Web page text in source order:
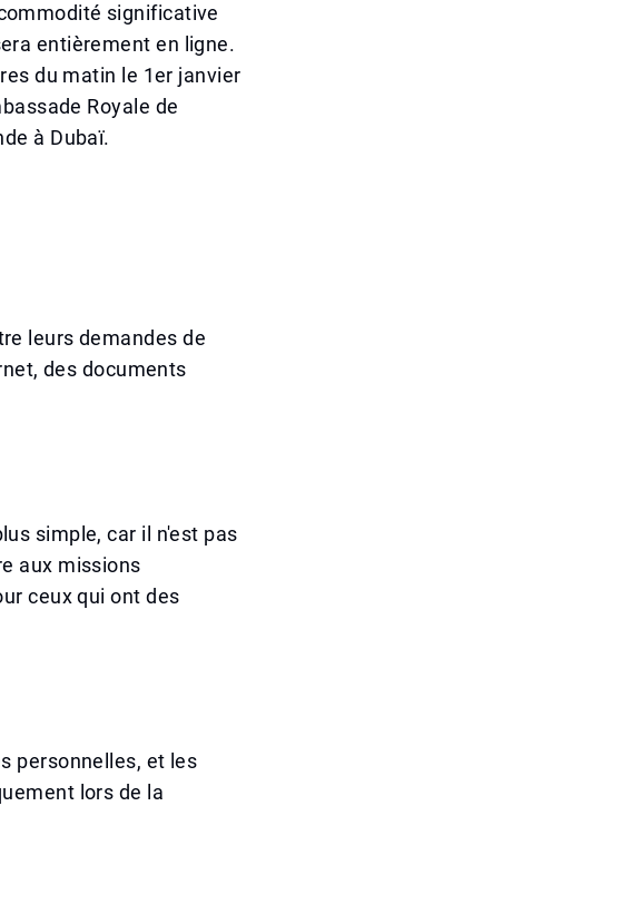
significative
entièrement en ligne.
du matin le 1er janvier
Royale de
à Dubaï.
leurs demandes de
des documents
simple, car il n'est pas
aux missions
ceux qui ont des
personnelles, et les
lors de la